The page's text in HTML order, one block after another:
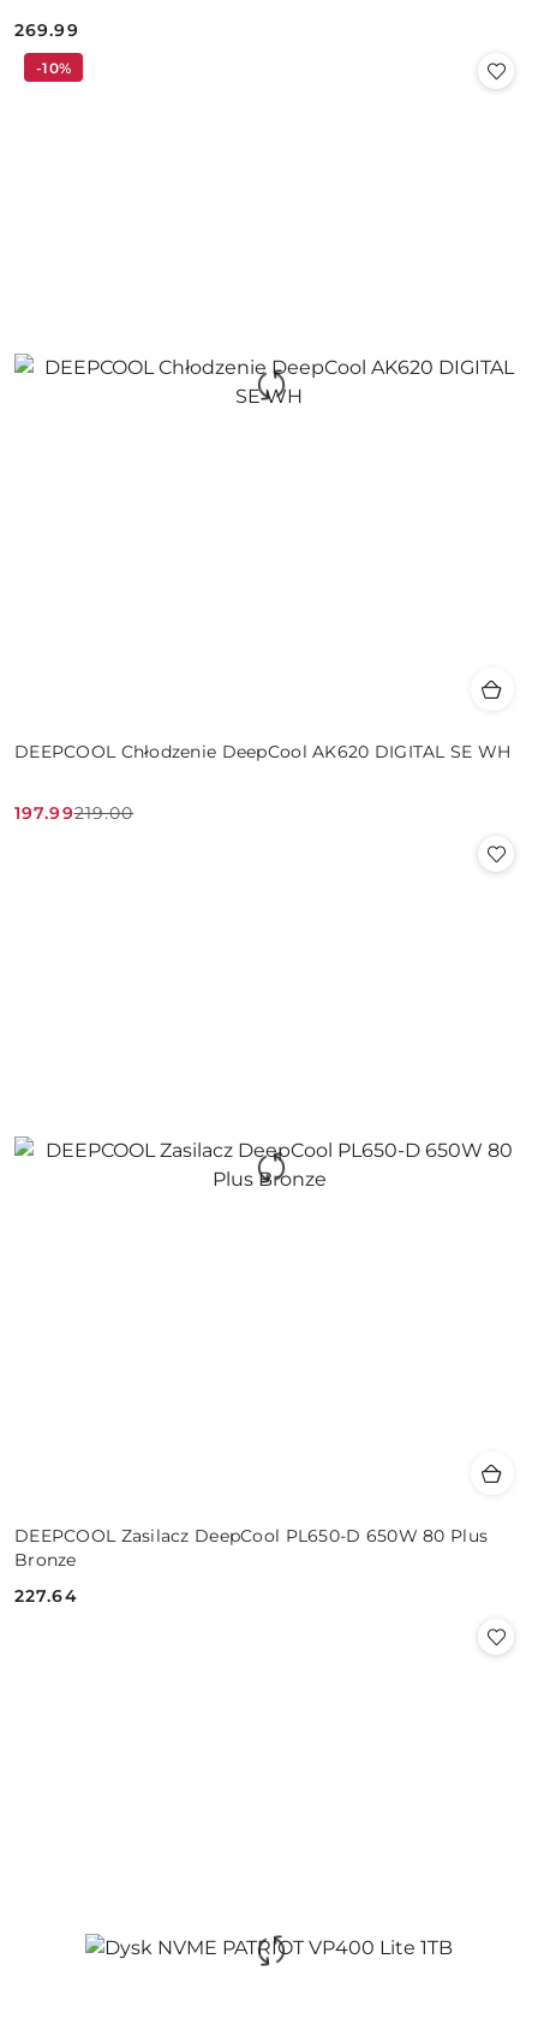
Cena:
269.99
DEEPCOOL Chłodzenie DeepCool AK620 DIGITAL SE WH
Cena
197.99
Cena
219.00
-10%
DEEPCOOL Zasilacz DeepCool PL650-D 650W 80 Plus
Bronze
Cena:
227.64